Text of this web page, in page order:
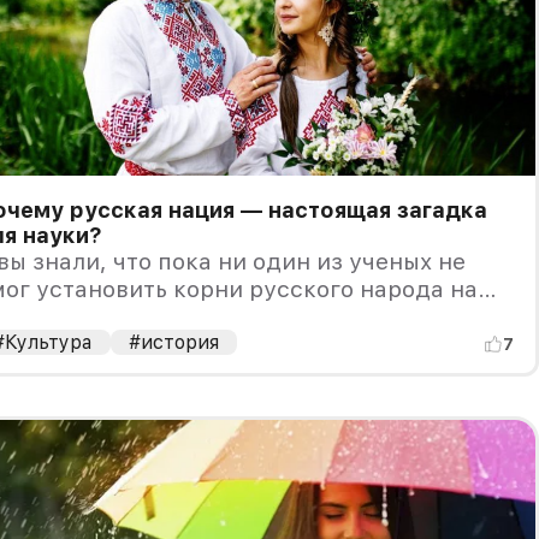
русская нация — настоящая загадка
науки?
знали, что пока ни один из ученых не
установить корни русского народа на
достоверные факты,
#история 7